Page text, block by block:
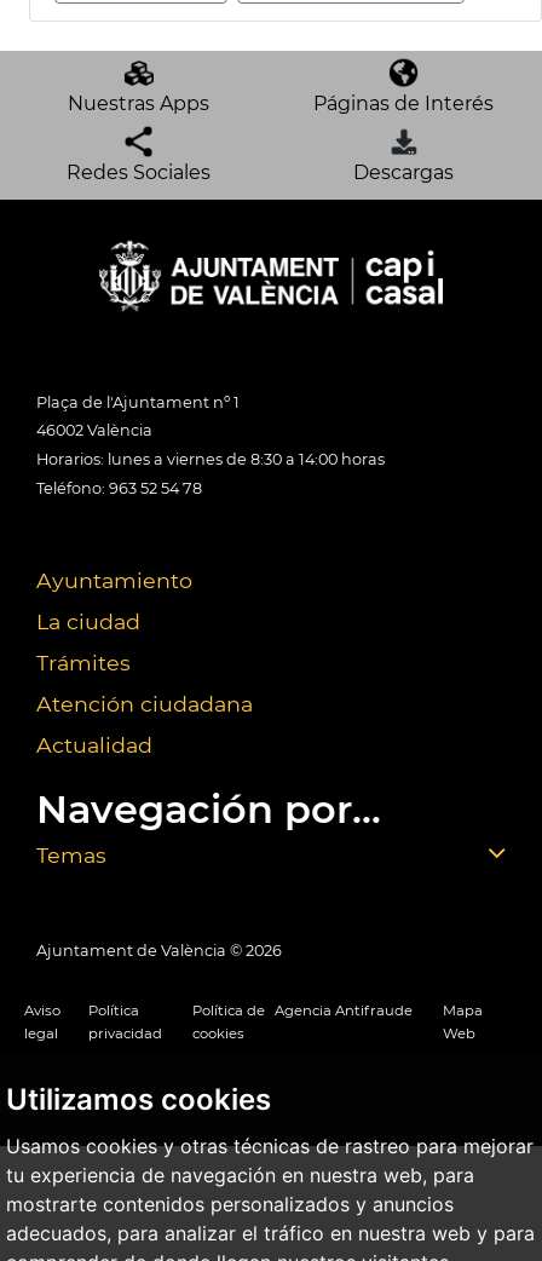
Utilizamos cookies
Usamos cookies y otras técnicas de rastreo para mejorar
tu experiencia de navegación en nuestra web, para
mostrarte contenidos personalizados y anuncios
adecuados, para analizar el tráfico en nuestra web y para
Nuestras Apps Páginas de Interés
Redes Sociales Descargas
Plaça de l'Ajuntament nº 1
46002 València
Horarios: lunes a viernes de 8:30 a 14:00 horas
Teléfono: 963 52 54 78
Ayuntamiento
La ciudad
Trámites
Atención ciudadana
Actualidad
Navegación por...
Temas
Ajuntament de València © 2026
Aviso
legal
Política
privacidad
Política de
cookies
Agencia Antifraude
Mapa
Web